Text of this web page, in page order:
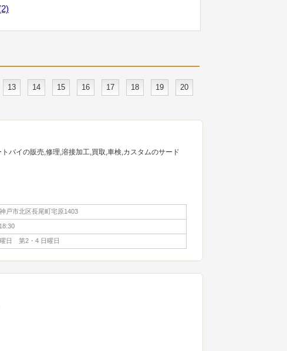
13 14 15 16 17 18 19
20
イの販売,修理,溶接加工,買取,車検,カスタムのサード
戸市北区長尾町宅原1403
日 第2・4 日曜日